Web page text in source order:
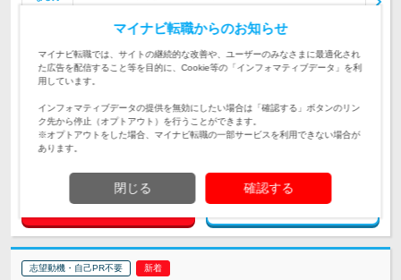
【研修期間中】 ■フルリモートオンライン（全国各地からO
K） □本社／東京都千代田区内神田2-13…
初年度
360万円～700万円
給与
■月給26万円以上＋賞与年2回＋残業代全額支給 ※経験・スキ
ルなどを考慮し決定します。 ※上記金額には…
求人詳細を見る 気になる
志望動機・自己PR不要
マイナビ転職からのお知らせ
マイナビ転職では、サイトの継続的な改善や、ユーザーのみなさまに最適化され
た広告を配信すること等を目的に、Cookie等の「インフォマティブデータ」を利
用しています。
インフォマティブデータの提供を無効にしたい場合は「確認する」ボタンのリン
ク先から停止（オプトアウト）を行うことができます。
※オプトアウトをした場合、マイナビ転職の一部サービスを利用できない場合が
あります。
閉じる 確認する